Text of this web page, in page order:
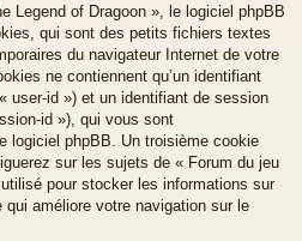
Legend of Dragoon », le logiciel phpBB
qui sont des petits fichiers textes
du navigateur Internet de votre
ne contiennent qu’un identifiant
user-id ») et un identifiant de session
id »), qui vous sont
logiciel phpBB. Un troisième cookie
sur les sujets de « Forum du jeu
pour stocker les informations sur
améliore votre navigation sur le